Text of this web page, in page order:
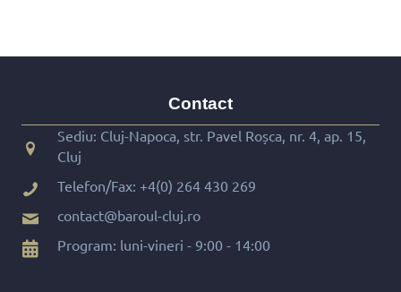
Contact
Sediu: Cluj-Napoca, str. Pavel Roșca, nr. 4, ap. 15,
Cluj
Telefon/Fax: +4(0) 264 430 269
contact@baroul-cluj.ro
Program: luni-vineri - 9:00 - 14:00